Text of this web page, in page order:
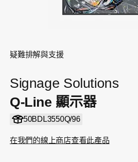
疑難排解與支援
Signage Solutions
Q-Line 顯示器
50BDL3550Q/96
在我們的線上商店查看此產品